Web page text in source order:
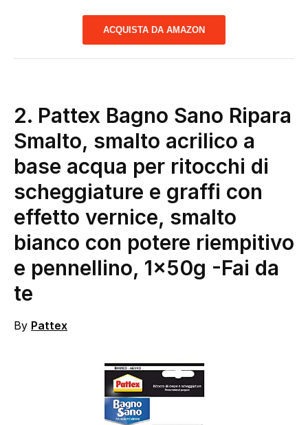
ACQUISTA DA AMAZON
2. Pattex Bagno Sano Ripara
Smalto, smalto acrilico a
base acqua per ritocchi di
scheggiature e graffi con
effetto vernice, smalto
bianco con potere riempitivo
e pennellino, 1x50g -Fai da
te
By Pattex